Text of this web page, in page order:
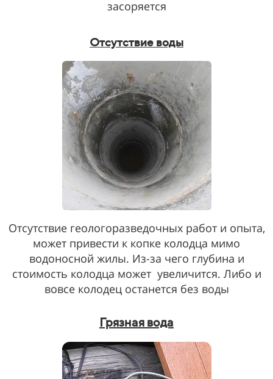
засоряется
Отсутствие воды
Отсутствие геологоразведочных работ и опыта,
может привести к копке колодца мимо
водоносной жилы. Из-за чего глубина и
стоимость колодца может увеличится. Либо и
вовсе колодец останется без воды
Грязная вода